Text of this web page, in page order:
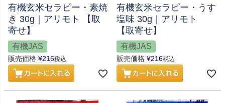
有機玄米セラピー・素焼
き 30g｜アリモト 【取
寄せ】
有機JAS
販売価格 ¥216税込
有機玄米セラピー・うす
塩味 30g｜アリモト
【取寄せ】
有機JAS
販売価格 ¥216税込